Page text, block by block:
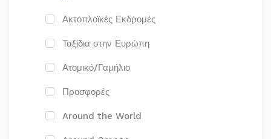
Ακτοπλοϊκές Εκδρομές
Ταξίδια στην Ευρώπη
Ατομικό/Γαμήλιο
Προσφορές
Around the World